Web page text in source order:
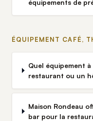
équipements de
ÉQUIPEMENT CAFÉ,
Quel équipement
restaurant ou un
Maison Rondeau
bar pour la